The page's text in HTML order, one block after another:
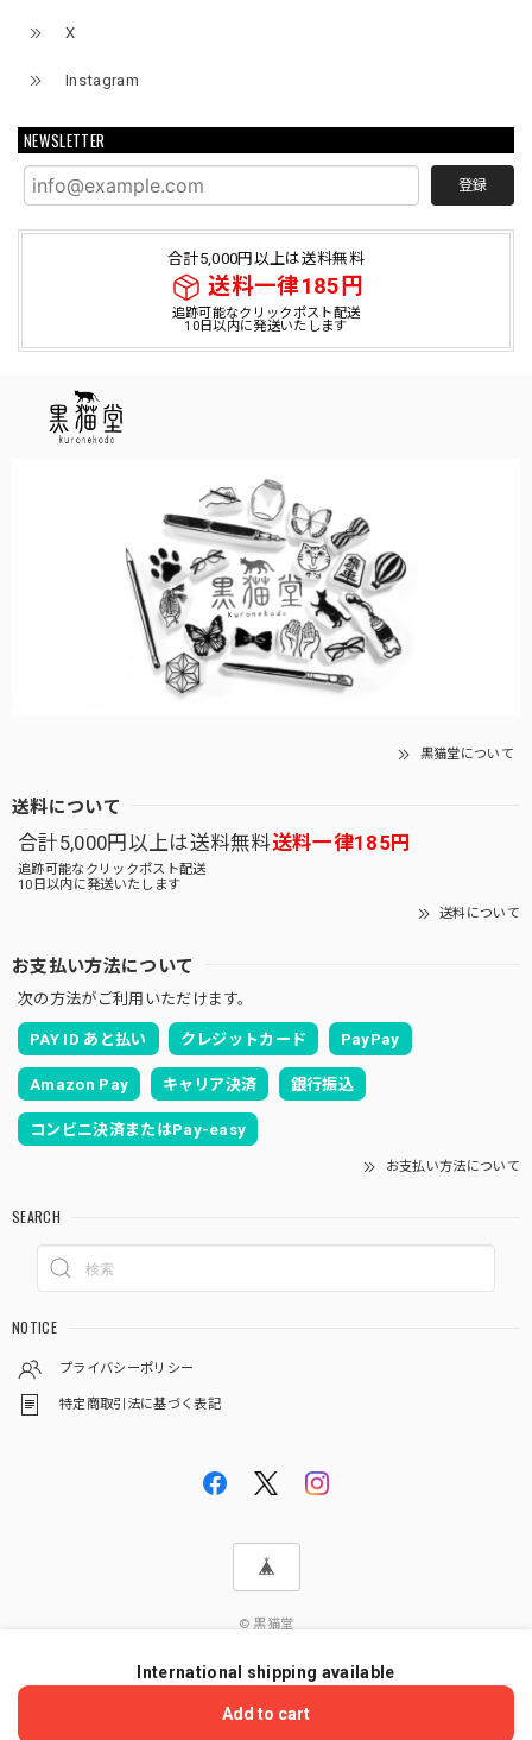
X
Instagram
NEWSLETTER
登録
合計5,000円以上は送料無料
送料一律185円
追跡可能なクリックポスト配送
10日以内に発送いたします
黒猫堂について
送料について
合計5,000円以上は送料無料送料一律185円
追跡可能なクリックポスト配送
10日以内に発送いたします
送料について
お支払い方法について
次の方法がご利用いただけます。
PAY ID あと払い クレジットカード PayPay
Amazon Pay キャリア決済 銀行振込
コンビニ決済またはPay-easy
お支払い方法について
SEARCH
NOTICE
プライバシーポリシー
特定商取引法に基づく表記
© 黒猫堂
International shipping available
Add to cart
ショップに質問する